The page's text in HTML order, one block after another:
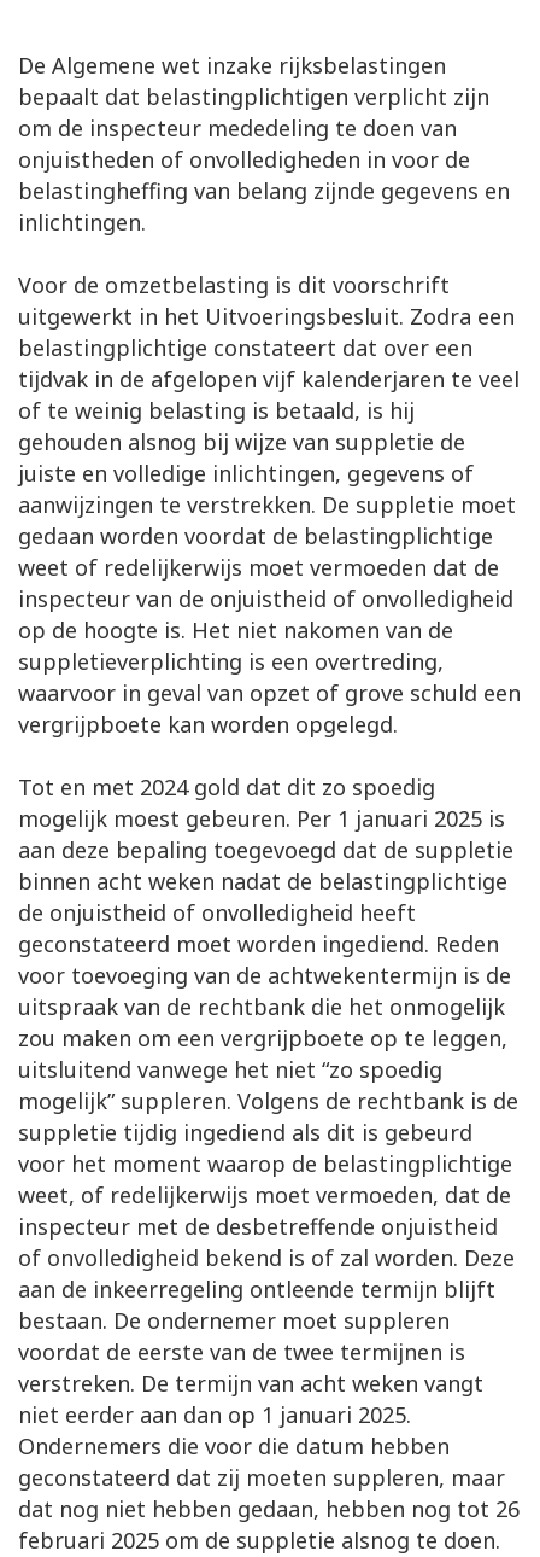
De Algemene wet inzake rijksbelastingen
bepaalt dat belastingplichtigen verplicht zijn
om de inspecteur mededeling te doen van
onjuistheden of onvolledigheden in voor de
belastingheffing van belang zijnde gegevens en
inlichtingen.
Voor de omzetbelasting is dit voorschrift
uitgewerkt in het Uitvoeringsbesluit. Zodra een
belastingplichtige constateert dat over een
tijdvak in de afgelopen vijf kalenderjaren te veel
of te weinig belasting is betaald, is hij
gehouden alsnog bij wijze van suppletie de
juiste en volledige inlichtingen, gegevens of
aanwijzingen te verstrekken. De suppletie moet
gedaan worden voordat de belastingplichtige
weet of redelijkerwijs moet vermoeden dat de
inspecteur van de onjuistheid of onvolledigheid
op de hoogte is. Het niet nakomen van de
suppletieverplichting is een overtreding,
waarvoor in geval van opzet of grove schuld een
vergrijpboete kan worden opgelegd.
Tot en met 2024 gold dat dit zo spoedig
mogelijk moest gebeuren. Per 1 januari 2025 is
aan deze bepaling toegevoegd dat de suppletie
binnen acht weken nadat de belastingplichtige
de onjuistheid of onvolledigheid heeft
geconstateerd moet worden ingediend. Reden
voor toevoeging van de achtwekentermijn is de
uitspraak van de rechtbank die het onmogelijk
zou maken om een vergrijpboete op te leggen,
uitsluitend vanwege het niet “zo spoedig
mogelijk” suppleren. Volgens de rechtbank is de
suppletie tijdig ingediend als dit is gebeurd
voor het moment waarop de belastingplichtige
weet, of redelijkerwijs moet vermoeden, dat de
inspecteur met de desbetreffende onjuistheid
of onvolledigheid bekend is of zal worden. Deze
aan de inkeerregeling ontleende termijn blijft
bestaan. De ondernemer moet suppleren
voordat de eerste van de twee termijnen is
verstreken. De termijn van acht weken vangt
niet eerder aan dan op 1 januari 2025.
Ondernemers die voor die datum hebben
geconstateerd dat zij moeten suppleren, maar
dat nog niet hebben gedaan, hebben nog tot 26
februari 2025 om de suppletie alsnog te doen.